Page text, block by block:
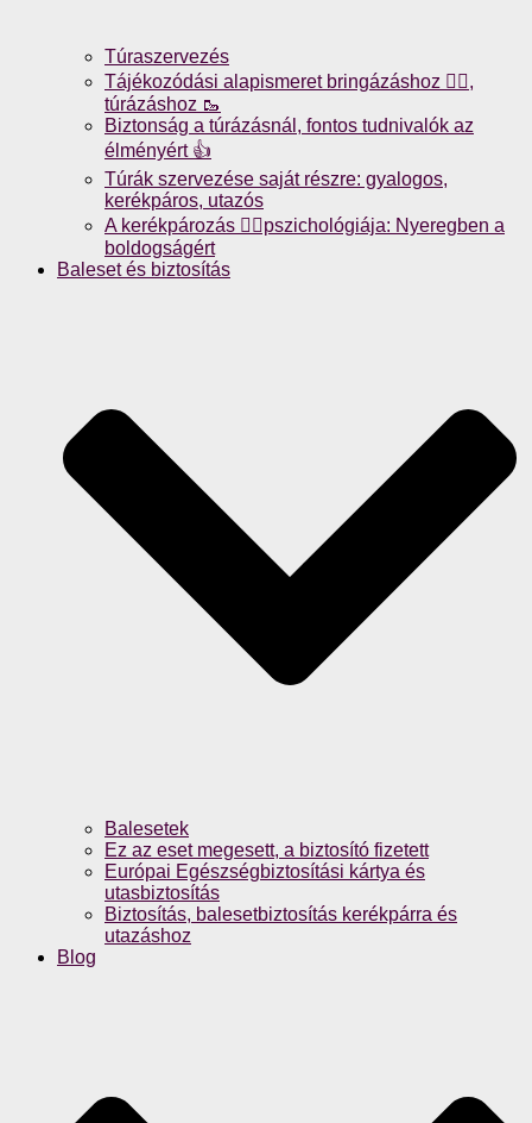
Túraszervezés
Tájékozódási alapismeret bringázáshoz 🚴‍♀️,
túrázáshoz 🥾
Biztonság a túrázásnál, fontos tudnivalók az
élményért 👍
Túrák szervezése saját részre: gyalogos,
kerékpáros, utazós
A kerékpározás 🚴‍♀️pszichológiája: Nyeregben a
boldogságért
Baleset és biztosítás
Balesetek
Ez az eset megesett, a biztosító fizetett
Európai Egészségbiztosítási kártya és
utasbiztosítás
Biztosítás, balesetbiztosítás kerékpárra és
utazáshoz
Blog